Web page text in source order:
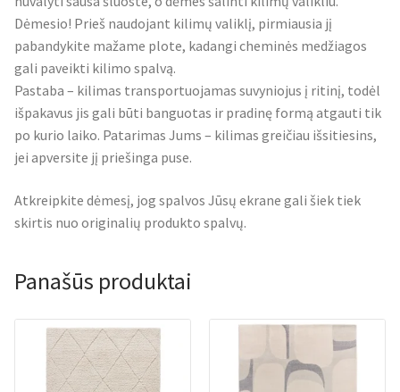
Dėmesio! Prieš naudojant kilimų valiklį, pirmiausia jį
pabandykite mažame plote, kadangi cheminės medžiagos
gali paveikti kilimo spalvą.
Pastaba – kilimas transportuojamas suvyniojus į ritinį, todėl
išpakavus jis gali būti banguotas ir pradinę formą atgauti tik
po kurio laiko. Patarimas Jums – kilimas greičiau išsitiesins,
jei apversite jį priešinga puse.
Atkreipkite dėmesį, jog spalvos Jūsų ekrane gali šiek tiek
skirtis nuo originalių produkto spalvų.
Panašūs produktai